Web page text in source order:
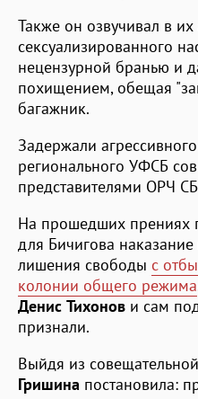
Также он озвучивал в
сексуализированного
нецензурной бранью и
похищением, обещая
багажник.
Задержали
регионального УФСБ
представителями ОРЧ
На прошедших прениях
для Бичигова
лишения свободы с
колонии общего режима
Денис Тихонов и сам
признали.
Выйдя из
Гришина постановила: